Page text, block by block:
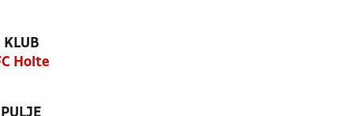
KLUB
Holte
PULJE